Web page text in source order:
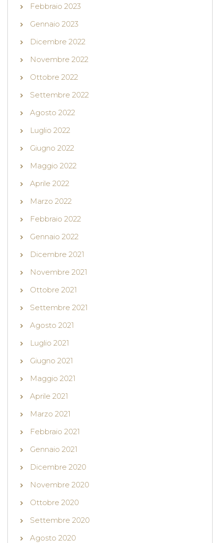
Febbraio 2023
Gennaio 2023
Dicembre 2022
Novembre 2022
Ottobre 2022
Settembre 2022
Agosto 2022
Luglio 2022
Giugno 2022
Maggio 2022
Aprile 2022
Marzo 2022
Febbraio 2022
Gennaio 2022
Dicembre 2021
Novembre 2021
Ottobre 2021
Settembre 2021
Agosto 2021
Luglio 2021
Giugno 2021
Maggio 2021
Aprile 2021
Marzo 2021
Febbraio 2021
Gennaio 2021
Dicembre 2020
Novembre 2020
Ottobre 2020
Settembre 2020
Agosto 2020